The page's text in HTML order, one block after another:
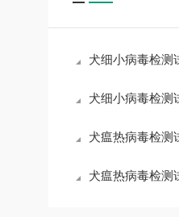
犬细小病毒检测试剂盒在使用中可
犬细小病毒检测试剂盒
犬瘟热病毒检测试剂盒
犬瘟热病毒检测试剂